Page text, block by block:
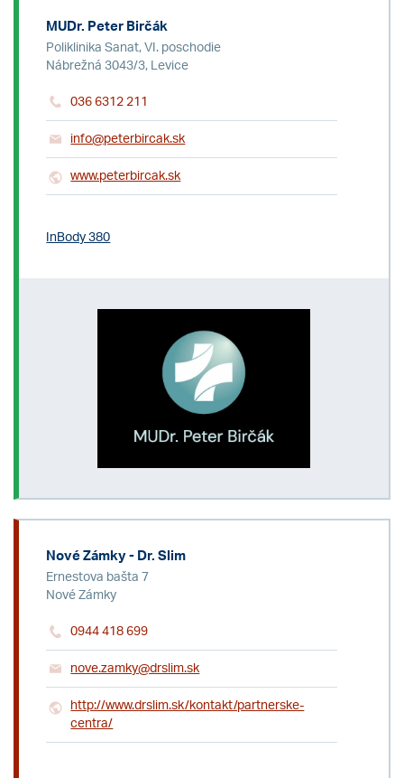
MUDr. Peter Birčák
Poliklinika Sanat, VI. poschodie
Nábrežná 3043/3, Levice
036 6312 211
info@peterbircak.sk
www.peterbircak.sk
InBody 380
Nové Zámky - Dr. Slim
Ernestova bašta 7
Nové Zámky
0944 418 699
nove.zamky@drslim.sk
http://www.drslim.sk/kontakt/partnerske-
centra/